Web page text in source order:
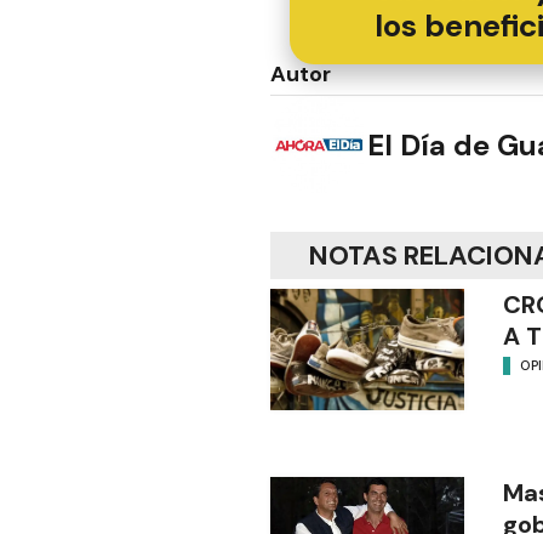
los
Autor
El Día de
NOTAS
A